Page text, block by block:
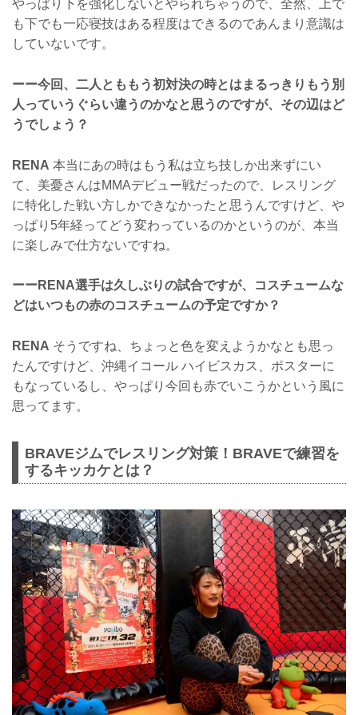
やっぱり下を強化しないとやられちゃうので、全然、上で
も下でも一応寝技はある程度はできるのであんまり意識は
していないです。
ーー今回、二人とももう初対決の時とはまるっきりもう別
人っていうぐらい違うのかなと思うのですが、その辺はど
うでしょう？
RENA 本当にあの時はもう私は立ち技しか出来ずにい
て、美憂さんはMMAデビュー戦だったので、レスリング
に特化した戦い方しかできなかったと思うんですけど、や
っぱり5年経ってどう変わっているのかというのが、本当
に楽しみで仕方ないですね。
ーーRENA選手は久しぶりの試合ですが、コスチュームな
どはいつもの赤のコスチュームの予定ですか？
RENA そうですね、ちょっと色を変えようかなとも思っ
たんですけど、沖縄イコール ハイビスカス、ポスターに
もなっているし、やっぱり今回も赤でいこうかという風に
思ってます。
BRAVEジムでレスリング対策！BRAVEで練習を
するキッカケとは？